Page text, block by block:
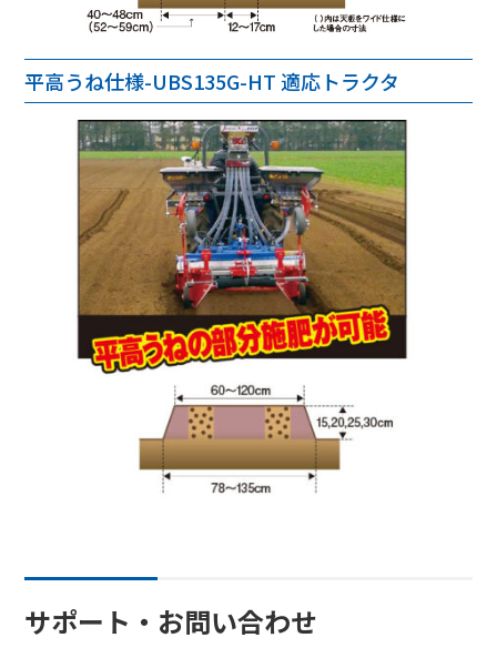
平高うね仕様-UBS135G-HT 適応トラクタ
サポート・お問い合わせ